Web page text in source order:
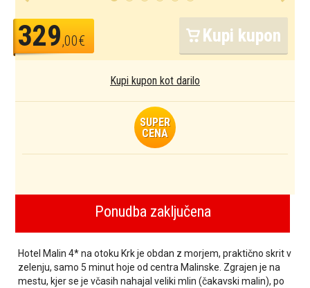
329,00€ Kupi kupon
Kupi kupon kot darilo
SUPER
CENA
Ponudba zaključena
Hotel Malin 4* na otoku Krk je obdan z morjem, praktično skrit v
zelenju, samo 5 minut hoje od centra Malinske. Zgrajen je na
mestu, kjer se je včasih nahajal veliki mlin (čakavski malin), po